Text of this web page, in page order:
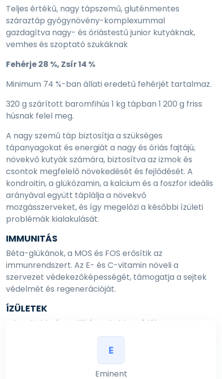
Teljes értékű, nagy tápszemű, gluténmentes
száraztáp gyógynövény-komplexummal
gazdagítva nagy- és óriástestű junior kutyáknak,
vemhes és szoptató szukáknak
Fehérje 28 %, Zsír 14 %
Minimum 74 %-ban állati eredetű fehérjét tartalmaz.
320 g szárított baromfihús 1 kg tápban 1 200 g friss
húsnak felel meg.
A nagy szemű táp biztosítja a szükséges
tápanyagokat és energiát a nagy és óriás fajtájú,
növekvő kutyák számára, biztosítva az izmok és
csontok megfelelő növekedését és fejlődését. A
kondroitin, a glükózamin, a kalcium és a foszfor ideális
arányával együtt táplálja a növekvő
mozgásszerveket, és így megelőzi a későbbi ízületi
problémák kialakulását.
IMMUNITÁS
Béta-glükánok, a MOS és FOS erősítik az
immunrendszert. Az E- és C-vitamin növeli a
szervezet védekezőképességét, támogatja a sejtek
védelmét és regenerációját.
ÍZÜLETEK
A kondroitin és a glükózamin biztosítják a
mozgásszervek helyes fejődését. Omega-3 zsírsav
megelőzi az esetleges ízületi gyulladásokat.
E
Eminent